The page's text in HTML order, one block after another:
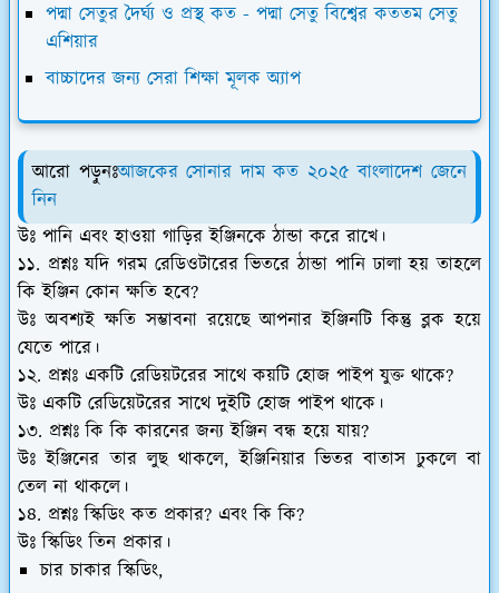
পদ্মা সেতুর দৈর্ঘ্য ও প্রস্থ কত - পদ্মা সেতু বিশ্বের কততম সেতু
এশিয়ার
বাচ্চাদের জন্য সেরা শিক্ষা মূলক অ্যাপ
আরো পড়ুনঃআজকের সোনার দাম কত ২০২৫ বাংলাদেশ জেনে
নিন
উঃ পানি এবং হাওয়া গাড়ির ইঞ্জিনকে ঠান্ডা করে রাখে।
১১. প্রশ্নঃ যদি গরম রেডিওটারের ভিতরে ঠান্ডা পানি ঢালা হয় তাহলে
কি ইঞ্জিন কোন ক্ষতি হবে?
উঃ অবশ্যই ক্ষতি সম্ভাবনা রয়েছে আপনার ইঞ্জিনটি কিন্তু ব্লক হয়ে
যেতে পারে।
১২. প্রশ্নঃ একটি রেডিয়টরের সাথে কয়টি হোজ পাইপ যুক্ত থাকে?
উঃ একটি রেডিয়েটরের সাথে দুইটি হোজ পাইপ থাকে।
১৩. প্রশ্নঃ কি কি কারনের জন্য ইঞ্জিন বন্ধ হয়ে যায়?
উঃ ইঞ্জিনের তার লুছ থাকলে, ইঞ্জিনিয়ার ভিতর বাতাস ঢুকলে বা
তেল না থাকলে।
১৪. প্রশ্নঃ স্কিডিং কত প্রকার? এবং কি কি?
উঃ স্কিডিং তিন প্রকার।
চার চাকার স্কিডিং,